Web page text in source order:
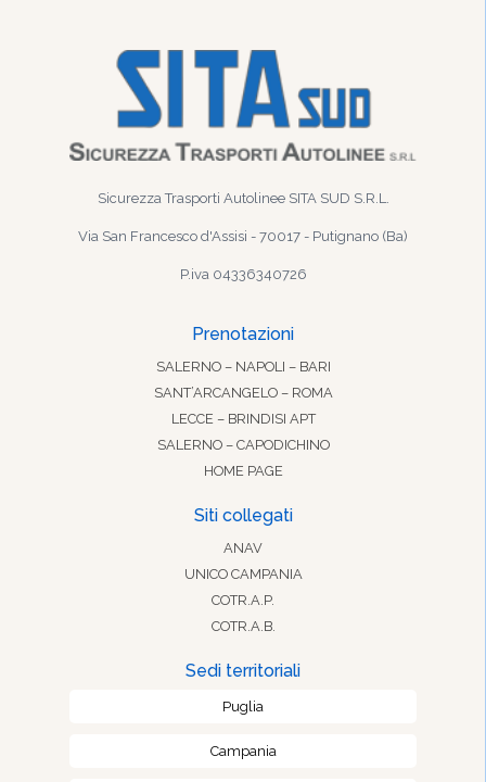
Sicurezza Trasporti Autolinee SITA SUD S.R.L.
Via San Francesco d'Assisi - 70017 - Putignano (Ba)
P.iva 04336340726
Prenotazioni
SALERNO – NAPOLI – BARI
SANT’ARCANGELO – ROMA
LECCE – BRINDISI APT
SALERNO – CAPODICHINO
HOME PAGE
Siti collegati
ANAV
UNICO CAMPANIA
COTR.A.P.
COTR.A.B.
Sedi territoriali
Puglia
Campania